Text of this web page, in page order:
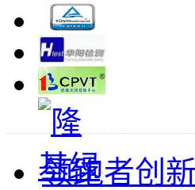
领跑者创